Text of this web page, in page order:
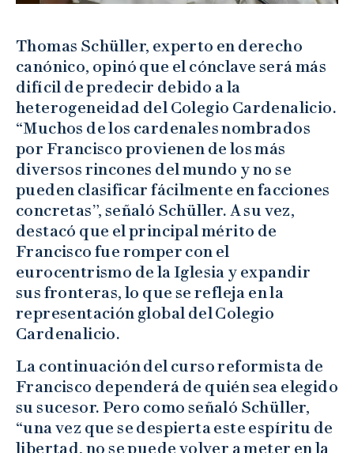
Thomas Schüller, experto en derecho
canónico, opinó que el cónclave será más
difícil de predecir debido a la
heterogeneidad del Colegio Cardenalicio.
“Muchos de los cardenales nombrados
por Francisco provienen de los más
diversos rincones del mundo y no se
pueden clasificar fácilmente en facciones
concretas”, señaló Schüller. A su vez,
destacó que el principal mérito de
Francisco fue romper con el
eurocentrismo de la Iglesia y expandir
sus fronteras, lo que se refleja en la
representación global del Colegio
Cardenalicio.
La continuación del curso reformista de
Francisco dependerá de quién sea elegido
su sucesor. Pero como señaló Schüller,
“una vez que se despierta este espíritu de
libertad, no se puede volver a meter en la